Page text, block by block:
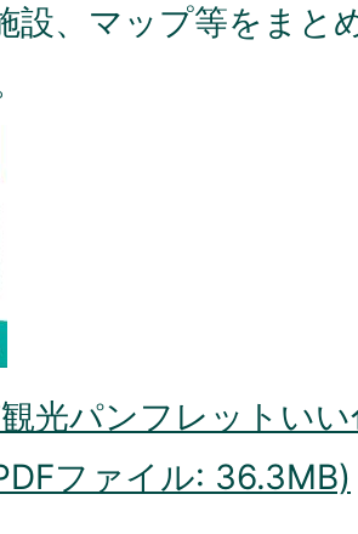
設、マップ等をまと
光パンフレットい
ファイル: 36.3MB)